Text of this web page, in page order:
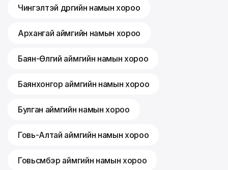
Чингэлтэй дүүргийн намын хороо
Архангай аймгийн намын хороо
Баян-Өлгий аймгийн намын хороо
Баянхонгор аймгийн намын хороо
Булган аймгийн намын хороо
Говь-Алтай аймгийн намын хороо
Говьсүмбэр аймгийн намын хороо